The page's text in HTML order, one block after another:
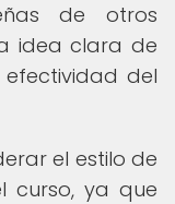
de otros
idea clara de
del
el estilo de
curso, ya que